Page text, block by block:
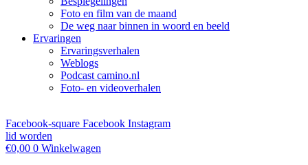
Foto en film van de maand
De weg naar binnen in woord en beeld
Ervaringen
Ervaringsverhalen
Weblogs
Podcast camino.nl
Foto- en videoverhalen
Facebook-square Facebook Instagram
lid worden
€0,00 0 Winkelwagen